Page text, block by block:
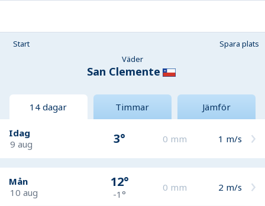
Start
Spara plats
Väder
San Clemente
14 dagar Timmar Jämför
Idag
9 aug
3° 0 mm 1 m/s
Mån
10 aug
12°
-1°
0 mm 2 m/s